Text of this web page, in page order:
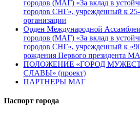
городов (МАГ) «За вклад в
городов СНГ», учрежденный к 25-
организации
Орден Международной
городов (МАГ) «За вклад в
городов СНГ», учрежденный к
рождения Первого президента
ПОЛОЖЕНИЕ «ГОРОД
СЛАВЫ» (проект)
ПАРТНЕРЫ МАГ
Паспорт города